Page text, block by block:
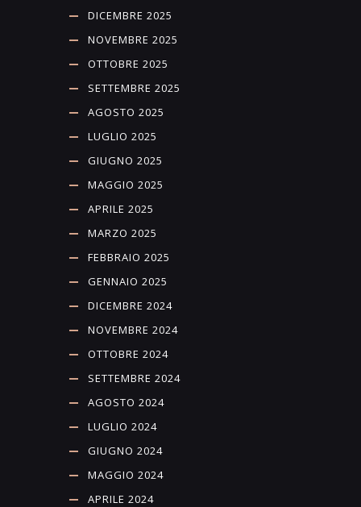
DICEMBRE 2025
NOVEMBRE 2025
OTTOBRE 2025
SETTEMBRE 2025
AGOSTO 2025
LUGLIO 2025
GIUGNO 2025
MAGGIO 2025
APRILE 2025
MARZO 2025
FEBBRAIO 2025
GENNAIO 2025
DICEMBRE 2024
NOVEMBRE 2024
OTTOBRE 2024
SETTEMBRE 2024
AGOSTO 2024
LUGLIO 2024
GIUGNO 2024
MAGGIO 2024
APRILE 2024